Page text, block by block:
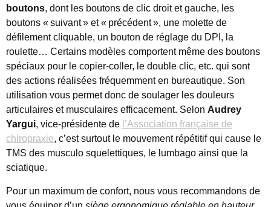
boutons, dont les boutons de clic droit et gauche, les
boutons « suivant » et « précédent », une molette de
défilement cliquable, un bouton de réglage du DPI, la
roulette… Certains modèles comportent même des boutons
spéciaux pour le copier-coller, le double clic, etc. qui sont
des actions réalisées fréquemment en bureautique. Son
utilisation vous permet donc de soulager les douleurs
articulaires et musculaires efficacement. Selon Audrey
Yargui, vice-présidente de l’Association française de
chiropraxie, c’est surtout le mouvement répétitif qui cause le
TMS des musculo squelettiques, le lumbago ainsi que la
sciatique.
Pour un maximum de confort, nous vous recommandons de